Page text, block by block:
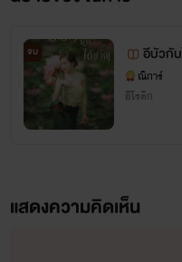
จบ อีบัวกั
ณิการ์
อีโรติก
แสดงความคิดเห็น